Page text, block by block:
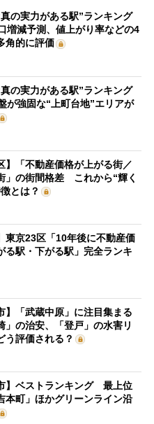
真の実力がある駅”ランキング
増減予測、値上がり率などの4
角的に評価
真の実力がある駅”ランキング
が強固な“上町台地”エリアが
】「不動産価格が上がる街／
」の街間格差 これから“輝く
とは？
東京23区「10年後に不動産価
る駅・下がる駅」完全ランキ
】「武蔵中原」に注目集まる
」の治安、「登戸」の水害リ
う評価される？
】ベストランキング 最上位
本町」ほかグリーンライン沿